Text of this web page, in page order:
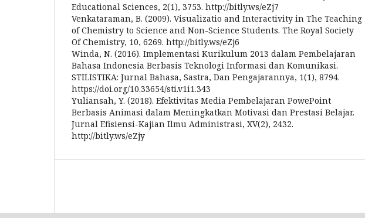
Educational Sciences, 2(1), 3753. http://bitly.ws/eZj7
Venkataraman, B. (2009). Visualizatio and Interactivity in The Teaching
of Chemistry to Science and Non-Science Students. The Royal Society
Of Chemistry, 10, 6269. http://bitly.ws/eZj6
Winda, N. (2016). Implementasi Kurikulum 2013 dalam Pembelajaran
Bahasa Indonesia Berbasis Teknologi Informasi dan Komunikasi.
STILISTIKA: Jurnal Bahasa, Sastra, Dan Pengajarannya, 1(1), 8794.
https://doi.org/10.33654/sti.v1i1.343
Yuliansah, Y. (2018). Efektivitas Media Pembelajaran PowePoint
Berbasis Animasi dalam Meningkatkan Motivasi dan Prestasi Belajar.
Jurnal Efisiensi-Kajian Ilmu Administrasi, XV(2), 2432.
http://bitly.ws/eZjy